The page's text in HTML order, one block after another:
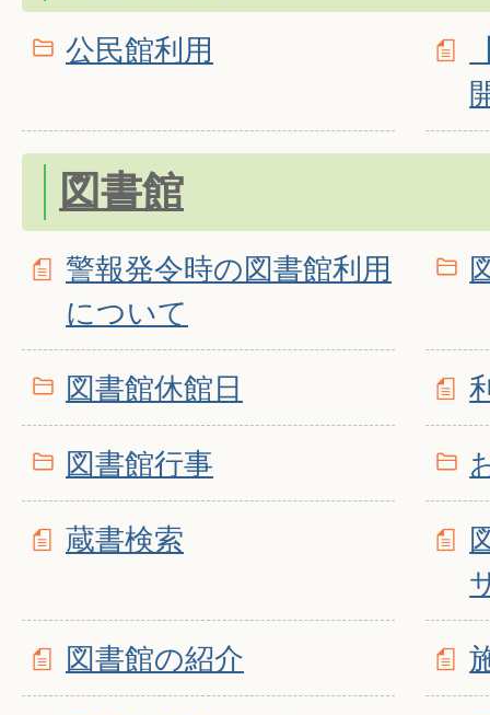
公民館利用
図書館
警報発令時の図書館利用
について
図書館休館日
図書館行事
蔵書検索
図書館の紹介